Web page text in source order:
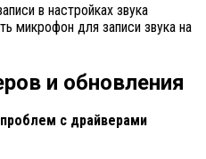
в настройках звука
микрофон для записи звука на
и обновления
с драйверами